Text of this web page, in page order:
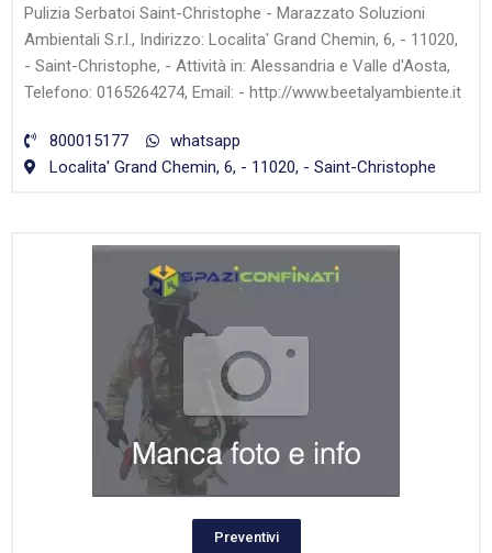
Pulizia Serbatoi Saint-Christophe - Marazzato Soluzioni
Ambientali S.r.l., Indirizzo: Localita' Grand Chemin, 6, - 11020,
- Saint-Christophe, - Attività in: Alessandria e Valle d'Aosta,
Telefono: 0165264274, Email: - http://www.beetalyambiente.it
800015177
whatsapp
Localita' Grand Chemin, 6, - 11020, - Saint-Christophe
Preventivi